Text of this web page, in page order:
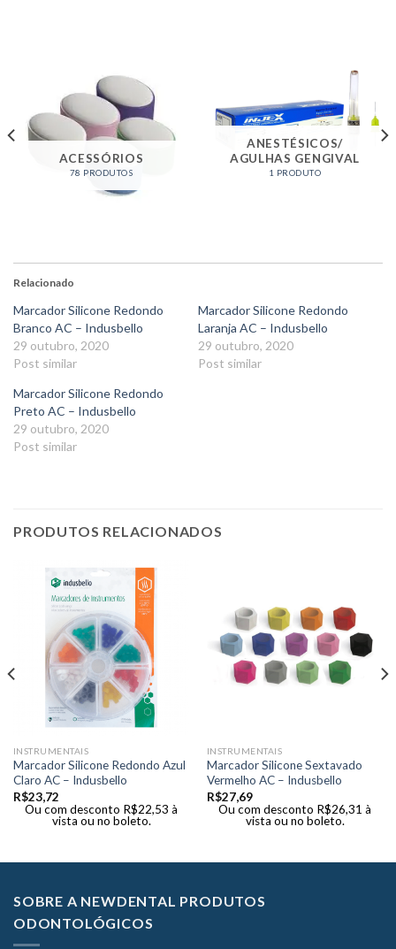
ACESSÓRIOS
78 PRODUTOS
ANESTÉSICOS/
AGULHAS GENGIVAL
1 PRODUTO
Relacionado
Marcador Silicone Redondo
Branco AC – Indusbello
29 outubro, 2020
Post similar
Marcador Silicone Redondo
Laranja AC – Indusbello
29 outubro, 2020
Post similar
Marcador Silicone Redondo
Preto AC – Indusbello
29 outubro, 2020
Post similar
PRODUTOS RELACIONADOS
INSTRUMENTAIS
Marcador Silicone Redondo Azul
Claro AC – Indusbello
R$23,72
Ou com desconto R$22,53 à
vista ou no boleto.
INSTRUMENTAIS
Marcador Silicone Sextavado
Vermelho AC – Indusbello
R$27,69
Ou com desconto R$26,31 à
vista ou no boleto.
SOBRE A NEWDENTAL PRODUTOS
ODONTOLÓGICOS